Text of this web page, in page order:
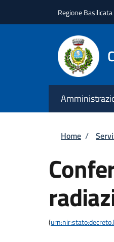
Regione Basilicata
Home /
(